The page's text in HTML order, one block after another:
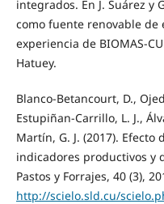
integrados. En J. Suárez y
como fuente renovable
experiencia de BIOMAS-
Hatuey.
Blanco-Betancourt, D.,
Estupiñan-Carrillo, L. J.,
Martín, G. J. (2017).
indicadores productivos y
Pastos y Forrajes, 40 (3),
http://scielo.sld.cu/